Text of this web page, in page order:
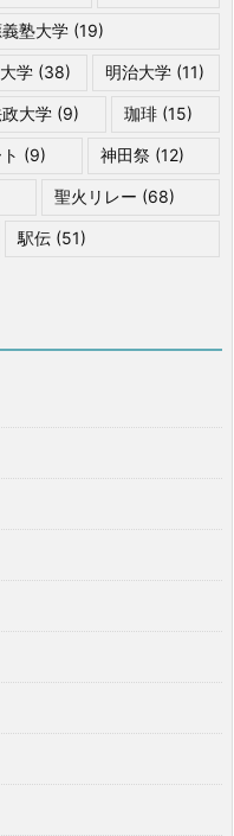
塾大学(19)
学 (38) 明治大学(11)
大学 (9) 珈琲 (15)
(9) 神田祭(12)
聖火リレー (68)
駅伝 (51)